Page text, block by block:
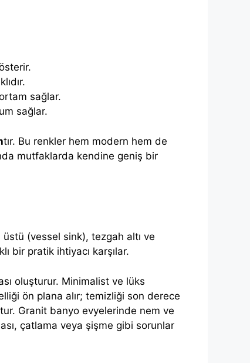
sağlar.
sağlar.
tır. Bu renkler hem modern hem de
mutfaklarda kendine geniş bir
(vessel sink), tezgah altı ve
bir pratik ihtiyacı karşılar.
oluşturur. Minimalist ve lüks
ön plana alır; temizliği son derece
Granit banyo evyelerinde nem ve
çatlama veya şişme gibi sorunlar